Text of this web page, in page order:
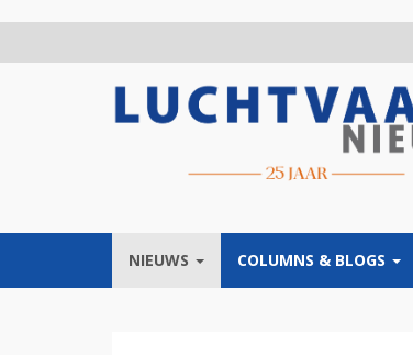
NIEUWS COLUMNS & BLOGS